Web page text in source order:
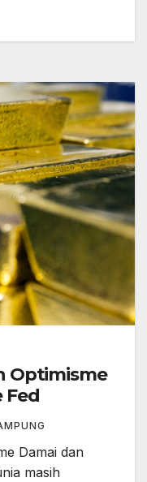
Optimisme
Fed
Damai dan
masih